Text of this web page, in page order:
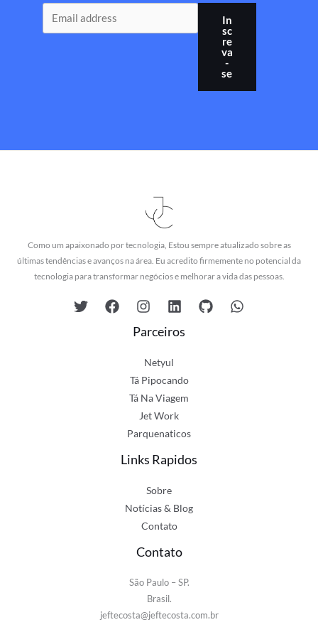
In
sc
re
va
-
se
Como um apaixonado por tecnologia, Estou sempre atualizado sobre as
últimas tendências e avanços na área. Eu acredito firmemente no potencial da
tecnologia para transformar negócios e melhorar a vida das pessoas.
Parceiros
Netyul
Tá Pipocando
Tá Na Viagem
Jet Work
Parquenaticos
Links Rapidos
Sobre
Notícias & Blog
Contato
Contato
São Paulo – SP.
Brasil.
jeftecosta@jeftecosta.com.br